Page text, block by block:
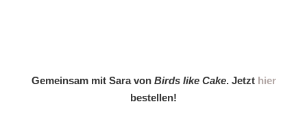
Gemeinsam mit Sara von Birds like Cake. Jetzt hier
bestellen!